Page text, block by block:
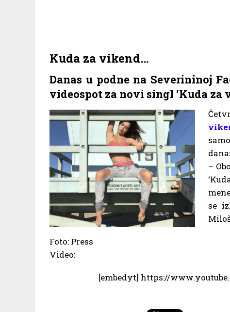
Kuda za vikend…
Danas u podne na Severininoj
videospot za novi singl ‘Kuda za
–
se
Foto: Press
Video:
[embedyt] https://